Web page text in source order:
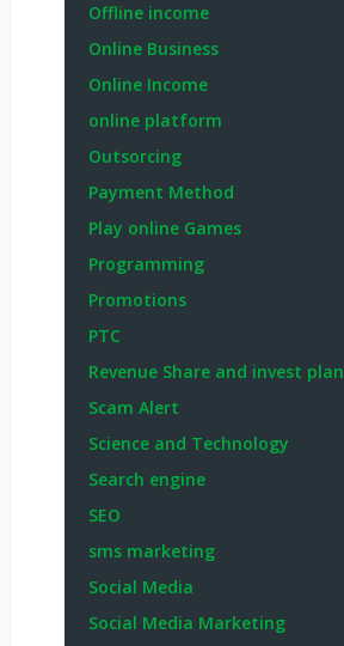
Offline income
Online Business
Online Income
online platform
Outsorcing
Payment Method
Play online Games
Programming
Promotions
PTC
Revenue Share and invest plan
Scam Alert
Science and Technology
Search engine
SEO
sms marketing
Social Media
Social Media Marketing